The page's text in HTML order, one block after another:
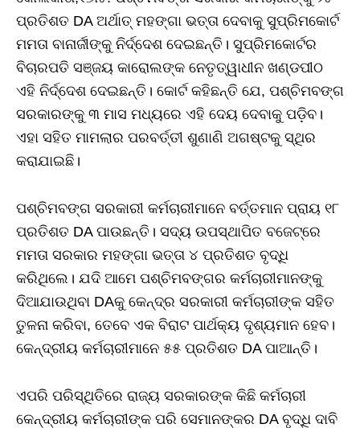
ପ୍ରତିଶତ DA ଅର୍ଥାତ୍‌ ମହଙ୍ଗା ଭତ୍ତା ଦେବାକୁ ସୁପ୍ରିମକୋର୍ଟ
ମମତା ବାନାର୍ଜୀଙ୍କୁ ନିର୍ଦ୍ଦେଶ ଦେଇଛନ୍ତି। ସୁପ୍ରିମକୋର୍ଟର
ବିଚାରପତି ସଞ୍ଜୟ କାରୋଲଙ୍କ ନେତୃତ୍ୱାଧୀନ ଖଣ୍ଡପୀଠ
ଏହି ନିର୍ଦ୍ଦେଶ ଦେଇଛନ୍ତି। କୋର୍ଟ କହିଛନ୍ତି ଯେ, ପଶ୍ଚିମବଙ୍ଗ
ସରକାରଙ୍କୁ ୩ ମାସ ମଧ୍ୟରେ ଏହି ଦେୟ ଦେବାକୁ ପଡ଼ିବ।
ଏହା ସହିତ ମାମଲାର ପରବର୍ତ୍ତୀ ଶୁଣାଣି ଅଗଷ୍ଟକୁ ସ୍ଥିର
କରାଯାଇଛି।
ପଶ୍ଚିମବଙ୍ଗ ସରକାରୀ କର୍ମଚାରୀମାନେ ବର୍ତ୍ତମାନ ପ୍ରାୟ ୧୮
ପ୍ରତିଶତ DA ପାଉଛନ୍ତି। ସଦ୍ୟ ଉପସ୍ଥାପିତ ବଜେଟ୍‌ରେ
ମମତା ସରକାର ମହଙ୍ଗା ଭତ୍ତା ୪ ପ୍ରତିଶତ ବୃଦ୍ଧି
କରିଥିଲେ। ଯଦି ଆମେ ପଶ୍ଚିମବଙ୍ଗର କର୍ମଚାରୀମାନଙ୍କୁ
ଦିଆଯାଉଥିବା DAକୁ କେନ୍ଦ୍ର ସରକାରୀ କର୍ମଚାରୀଙ୍କ ସହିତ
ତୁଳନା କରିବା, ତେବେ ଏକ ବିରାଟ ପାର୍ଥକ୍ୟ ଦୃଶ୍ୟମାନ ହେବ।
କେନ୍ଦ୍ରୀୟ କର୍ମଚାରୀମାନେ ୫୫ ପ୍ରତିଶତ DA ପାଆନ୍ତି।
ଏପରି ପରିସ୍ଥିତିରେ ରାଜ୍ୟ ସରକାରଙ୍କ କିଛି କର୍ମଚାରୀ
କେନ୍ଦ୍ରୀୟ କର୍ମଚାରୀଙ୍କ ପରି ସେମାନଙ୍କର DA ବୃଦ୍ଧି ଦାବି